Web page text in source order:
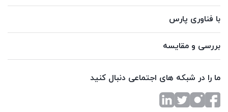
با فناوری پارس
بررسی و مقایسه
ما را در شبکه های اجتماعی دنبال کنید